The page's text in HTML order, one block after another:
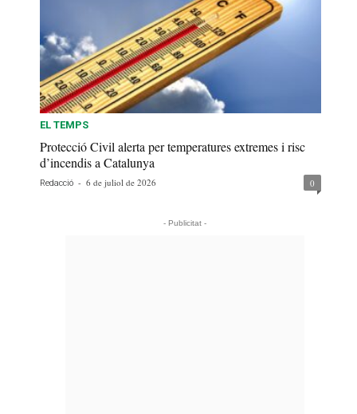
EL TEMPS
Protecció Civil alerta per temperatures extremes i risc
d’incendis a Catalunya
Redacció - 6 de juliol de 2026 0
- Publicitat -